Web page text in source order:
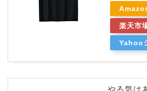
楽天市
Yahoo
やる気は